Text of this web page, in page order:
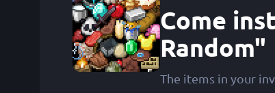
Come
Random"
The items in your